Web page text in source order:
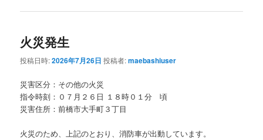
火災発生
投稿日時:2026年7月26日 投稿者:maebashiuser
災害区分：その他の火災
指令時刻：０７月２６日 １８時０１分 頃
災害住所：前橋市大手町３丁目
火災のため、上記のとおり、消防車が出動しています。